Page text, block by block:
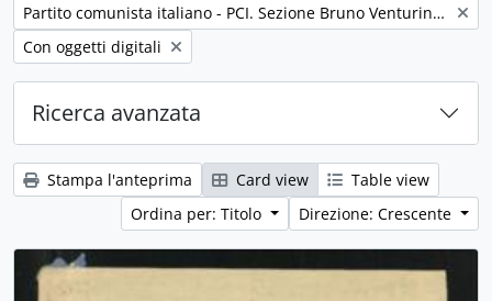
Remove filter:
Partito comunista italiano - PCI. Sezione Bruno Venturini e Comitato di zona di Fano
Remove filter:
Con oggetti digitali
Ricerca avanzata
Stampa l'anteprima Card view
Table view
Ordina per: Titolo
Direzione: Crescente